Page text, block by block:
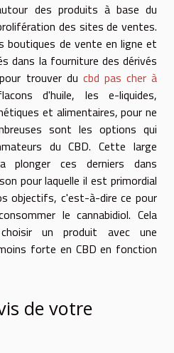
des produits à base du
des sites de ventes.
boutiques de vente en ligne et
dans la fourniture des dérivés
trouver du cbd pas cher à
d'huile, les e-liquides,
et alimentaires, pour ne
sont les options qui
du CBD. Cette large
plonger ces derniers dans
pour laquelle il est primordial
objectifs, c'est-à-dire ce pour
le cannabidiol. Cela
un produit avec une
forte en CBD en fonction
de votre